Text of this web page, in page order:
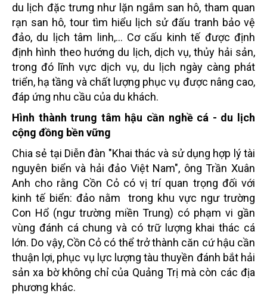
du lịch đặc trưng như lặn ngắm san hô, tham quan
rạn san hô, tour tìm hiểu lịch sử đấu tranh bảo vệ
đảo, du lịch tâm linh,... Cơ cấu kinh tế được định
định hình theo hướng du lịch, dịch vụ, thủy hải sản,
trong đó lĩnh vực dịch vụ, du lịch ngày càng phát
triển, hạ tầng và chất lượng phục vụ được nâng cao,
đáp ứng nhu cầu của du khách.
Hình thành trung tâm hậu cần nghề cá - du lịch
cộng đồng bền vững
Chia sẻ tại Diễn đàn "Khai thác và sử dụng hợp lý tài
nguyên biển và hải đảo Việt Nam", ông Trần Xuân
Anh cho rằng Cồn Cỏ có vị trí quan trọng đối với
kinh tế biển: đảo nằm trong khu vực ngư trường
Con Hổ (ngư trường miền Trung) có phạm vi gần
vùng đánh cá chung và có trữ lượng khai thác cá
lớn. Do vậy, Cồn Cỏ có thể trở thành căn cứ hậu cần
thuận lợi, phục vụ lực lượng tàu thuyền đánh bắt hải
sản xa bờ không chỉ của Quảng Trị mà còn các địa
phương khác.